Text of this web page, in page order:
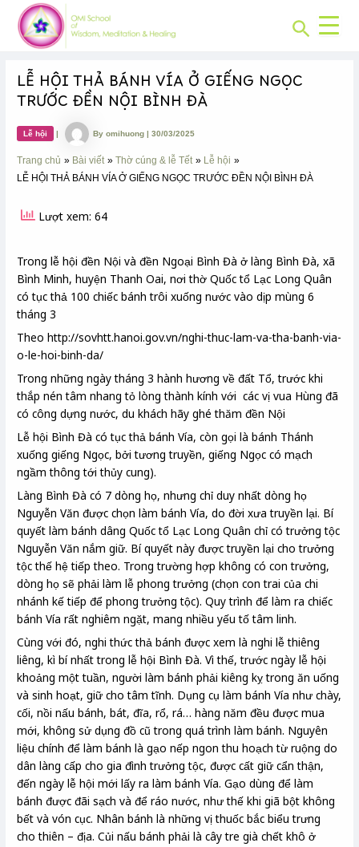
content
Search
LỄ HỘI THẢ BÁNH VÍA Ở GIẾNG NGỌC
TRƯỚC ĐỀN NỘI BÌNH ĐÀ
Lễ hội | Byomihuong|30/03/2025
Trang chủ Bài viết Thờ cúng & lễ Tết
Lễ hội
LỄ HỘI THẢ BÁNH VÍA Ở GIẾNG NGỌC TRƯỚC ĐỀN NỘI BÌNH ĐÀ
Lượt xem: 64
Trong lễ hội đền Nội và đền Ngoại Bình Đà ở làng Bình Đà, xã
Bình Minh, huyện Thanh Oai, nơi thờ Quốc tổ Lạc Long Quân
có tục thả 100 chiếc bánh trôi xuống nước vào dịp mùng 6
tháng 3
Theo http://sovhtt.hanoi.gov.vn/nghi-thuc-lam-va-tha-banh-via-
o-le-hoi-binh-da/
Trong những ngày tháng 3 hành hương về đất Tổ, trước khi
thắp nén tâm nhang tỏ lòng thành kính với các vị vua Hùng đã
có công dựng nước, du khách hãy ghé thăm đền Nội
Lễ hội Bình Đà có tục thả bánh Vía, còn gọi là bánh Thánh
xuống giếng Ngọc, bởi tương truyền, giếng Ngọc có mạch
ngầm thông tới thủy cung).
Làng Bình Đà có 7 dòng họ, nhưng chỉ duy nhất dòng họ
Nguyễn Văn được chọn làm bánh Vía, do đời xưa truyền lại. Bí
quyết làm bánh dâng Quốc tổ Lạc Long Quân chỉ có trưởng tộc
Nguyễn Văn nắm giữ. Bí quyết này được truyền lại cho trưởng
tộc thế hệ tiếp theo. Trong trường hợp không có con trưởng,
dòng họ sẽ phải làm lễ phong trưởng (chọn con trai của chi
nhánh kế tiếp để phong trưởng tộc). Quy trình để làm ra chiếc
bánh Vía rất nghiêm ngặt, mang nhiều yếu tố tâm linh.
Cùng với đó, nghi thức thả bánh được xem là nghi lễ thiêng
liêng, kì bí nhất trong lễ hội Bình Đà. Vì thế, trước ngày lễ hội
khoảng một tuần, người làm bánh phải kiêng kỵ trong ăn uống
và sinh hoạt, giữ cho tâm tĩnh. Dụng cụ làm bánh Vía như chày,
cối, nồi nấu bánh, bát, đĩa, rổ, rá… hàng năm đều được mua
mới, không sử dụng đồ cũ trong quá trình làm bánh. Nguyên
liệu chính để làm bánh là gạo nếp ngon thu hoạch từ ruộng do
dân làng cấp cho gia đình trưởng tộc, được cất giữ cẩn thận,
đến ngày lễ hội mới lấy ra làm bánh Vía. Gạo dùng để làm
bánh được đãi sạch và để ráo nước, như thế khi giã bột không
bết và vón cục. Nhân bánh là những vị thuốc bắc biểu trưng
cho thiên – địa. Củi nấu bánh phải là cây tre già chết khô ở
Post
navigation
CHUYÊN
MỤC: